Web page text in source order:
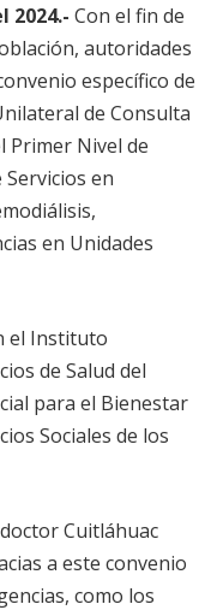
2024.- Con el fin de
autoridades
específico de
de Consulta
Primer Nivel de
en
en Unidades
el Instituto
de Salud del
para el Bienestar
Sociales de los
Cuitláhuac
a este convenio
como los